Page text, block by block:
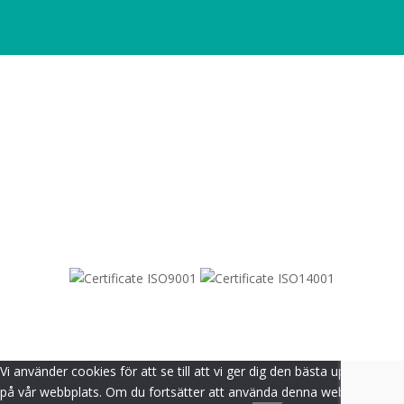
Vi använder cookies för att se till att vi ger dig den bästa upplevelsen
på vår webbplats. Om du fortsätter att använda denna webbplats